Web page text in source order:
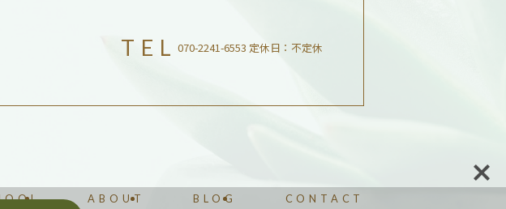
TEL070-2241-6553 定休日：不定休
ABOUT BLOG CONTACT